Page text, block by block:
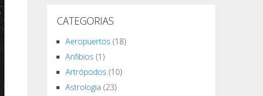
CATEGORIAS
Aeropuertos (18)
Anfibios (1)
Artrópodos (10)
Astrologia (23)